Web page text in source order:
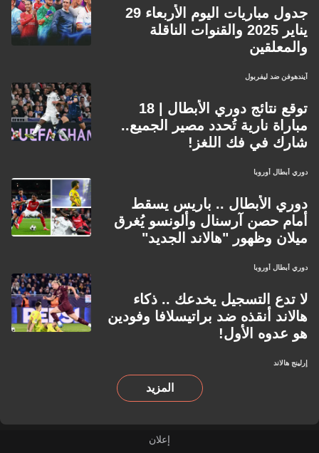
جدول مباريات اليوم الأربعاء 29
يناير 2025 والقنوات الناقلة
والمعلقين
آيندهوفن ضد ليفربول
توقع نتائج دوري الأبطال | 18
مباراة نارية تُحدد مصير الجميع..
شارك في فك اللغز!
دوري أبطال أوروبا
دوري الأبطال .. باريس يسقط
أمام حصن آرسنال وألونسو يُغرق
ميلان وظهور "هالاند الجديد"
دوري أبطال أوروبا
لا تدع التسجيل يخدعك .. ذكاء
هالاند أنقذه ضد براتيسلافا وفودين
هو عدوه الأول!
إرلينج هالاند
المزيد